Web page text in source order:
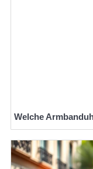
Welche